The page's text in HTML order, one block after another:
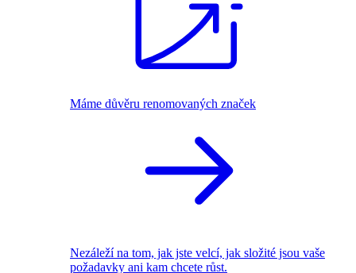
Máme důvěru renomovaných značek
Nezáleží na tom, jak jste velcí, jak složité jsou vaše
požadavky ani kam chcete růst.